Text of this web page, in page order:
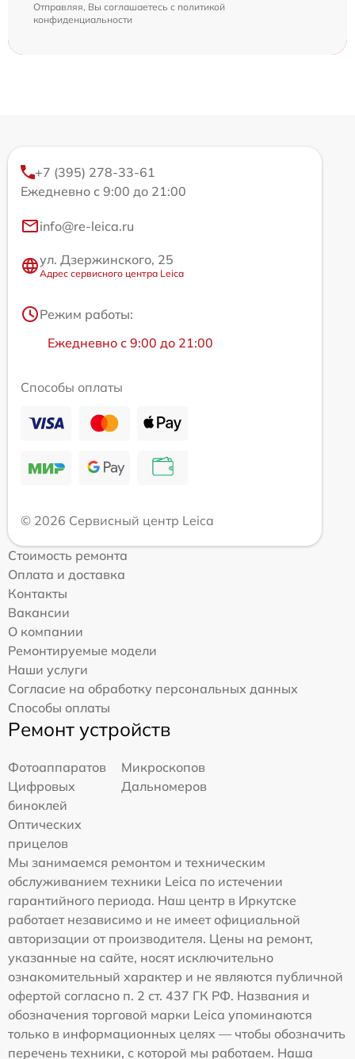
Отправляя, Вы соглашаетесь с политикой
конфиденциальности
+7 (395) 278-33-61
Ежедневно с 9:00 до 21:00
info@re-leica.ru
ул. Дзержинского, 25
Адрес сервисного центра Leica
Режим работы:
Ежедневно с 9:00 до 21:00
Способы оплаты
© 2026 Сервисный центр Leica
Стоимость ремонта
Оплата и доставка
Контакты
Вакансии
О компании
Ремонтируемые модели
Наши услуги
Согласие на обработку персональных данных
Способы оплаты
Ремонт устройств
Фотоаппаратов
Микроскопов
Цифровых
биноклей
Дальномеров
Оптических
прицелов
Мы занимаемся ремонтом и техническим
обслуживанием техники Leica по истечении
гарантийного периода. Наш центр в Иркутске
работает независимо и не имеет официальной
авторизации от производителя. Цены на ремонт,
указанные на сайте, носят исключительно
ознакомительный характер и не являются публичной
офертой согласно п. 2 ст. 437 ГК РФ. Названия и
обозначения торговой марки Leica упоминаются
только в информационных целях — чтобы обозначить
перечень техники, с которой мы работаем. Наша